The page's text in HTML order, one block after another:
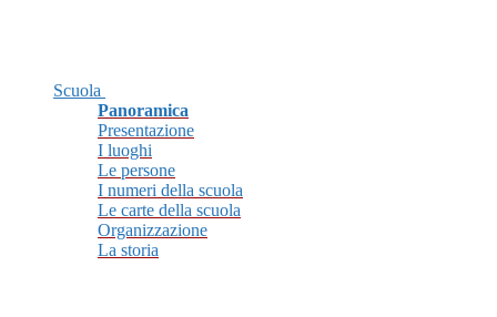
Scuola
Panoramica
Presentazione
I luoghi
Le persone
I numeri della scuola
Le carte della scuola
Organizzazione
La storia